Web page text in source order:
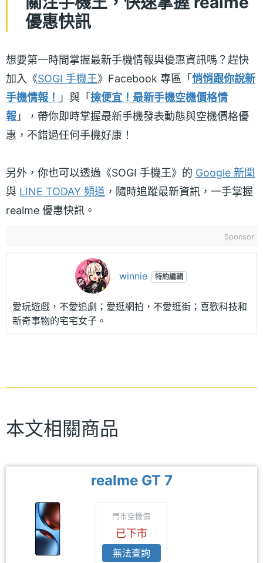
優惠快訊
想要第一時間掌握最新手機情報與優惠資訊嗎？趕快
加入《SOGI 手機王》Facebook 專區「 悄悄跟你說新
手機情報！ 」與「 撿便宜！最新手機空機價格情
報 」，帶你即時掌握最新手機發表動態與空機價格優
惠，不錯過任何手機好康！
另外，你也可以透過《SOGI 手機王》的 Google 新聞
與 LINE TODAY 頻道 ，隨時追蹤最新資訊，一手掌握
realme 優惠快訊。
Sponsor
winnie 特約編輯
愛玩遊戲，不愛追劇；愛逛網拍，不愛逛街；喜歡科技和
新奇事物的宅宅女子。
本文相關商品
realme GT 7
門市空機價
已下市
無法查詢